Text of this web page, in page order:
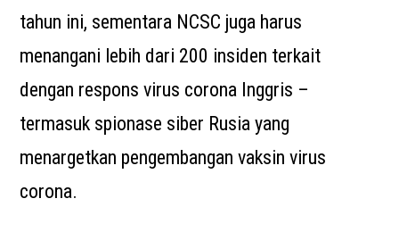
tahun ini, sementara NCSC juga harus
menangani lebih dari 200 insiden terkait
dengan respons virus corona Inggris –
termasuk spionase siber Rusia yang
menargetkan pengembangan vaksin virus
corona.